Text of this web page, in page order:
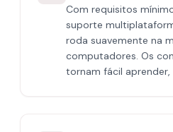
Com requisitos
suporte
roda suavemente na
computadores. Os
tornam fácil